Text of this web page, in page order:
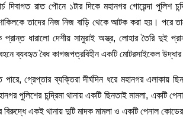
দিবাগত রাত পৌনে ১টার দিকে মহানগর গোয়েন্দা পুলিশ
তাদের নিজ নিজ বাড়ি থেকে আটক করা হয়। পরে
প্রান্ত ধারালো দেশীয় সামুরাই অস্ত্র, লোহার তৈরি দুই
ব্যবহৃত বৈধ কাগজপত্রবিহীন একটি মোটরসাইকেল উদ্ধার
পারে,গ্রেপ্তার ব্যক্তিরা দীর্ঘদিন ধরে মহানগর এলাকায়
পুলিশের চন্দ্রিমা থানায় একটি ছিনতাই মামলা, একটি
বিরুদ্ধে একই থানায় দুটি মাদক মামলা ও একটি পেনাল কোডের